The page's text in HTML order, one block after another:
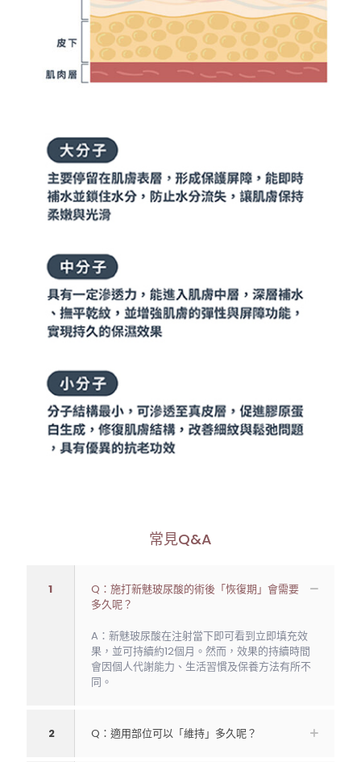
常見Q&A
1
Q：施打新魅玻尿酸的術後「恢復期」會需要
多久呢？
A：新魅玻尿酸在注射當下即可看到立即填充效
果，並可持續約12個月。然而，效果的持續時間
會因個人代謝能力、生活習慣及保養方法有所不
同。
2 Q：適用部位可以「維持」多久呢？